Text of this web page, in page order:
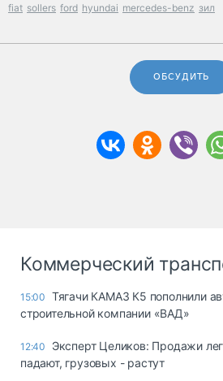
fiat sollers ford hyundai mercedes-benz зил
ОБСУДИТЬ
Коммерческий
15:00 Тягачи КАМАЗ К5 пополнили
строительной компании «ВАД»
12:40
Эксперт Целиков: Продажи
падают, грузовых - растут